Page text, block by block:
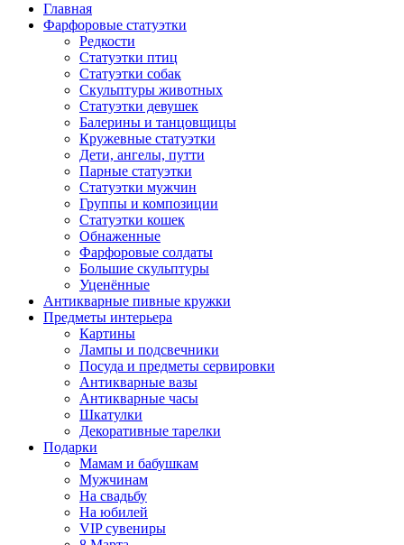
Главная
Фарфоровые статуэтки
Редкости
Cтатуэтки птиц
Cтатуэтки собак
Скульптуры животных
Статуэтки девушек
Балерины и танцовщицы
Кружевные статуэтки
Дети, ангелы, путти
Парные статуэтки
Статуэтки мужчин
Группы и композиции
Статуэтки кошек
Обнаженные
Фарфоровые солдаты
Большие скульптуры
Уценённые
Антикварные пивные кружки
Предметы интерьера
Картины
Лампы и подсвечники
Посуда и предметы сервировки
Антикварные вазы
Антикварные часы
Шкатулки
Декоративные тарелки
Подарки
Мамам и бабушкам
Мужчинам
На свадьбу
На юбилей
VIP сувениры